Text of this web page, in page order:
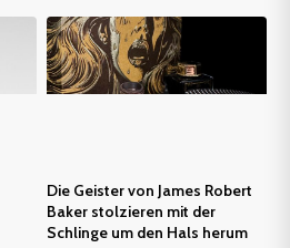
Die Geister von James Robert
Baker stolzieren mit der
Schlinge um den Hals herum